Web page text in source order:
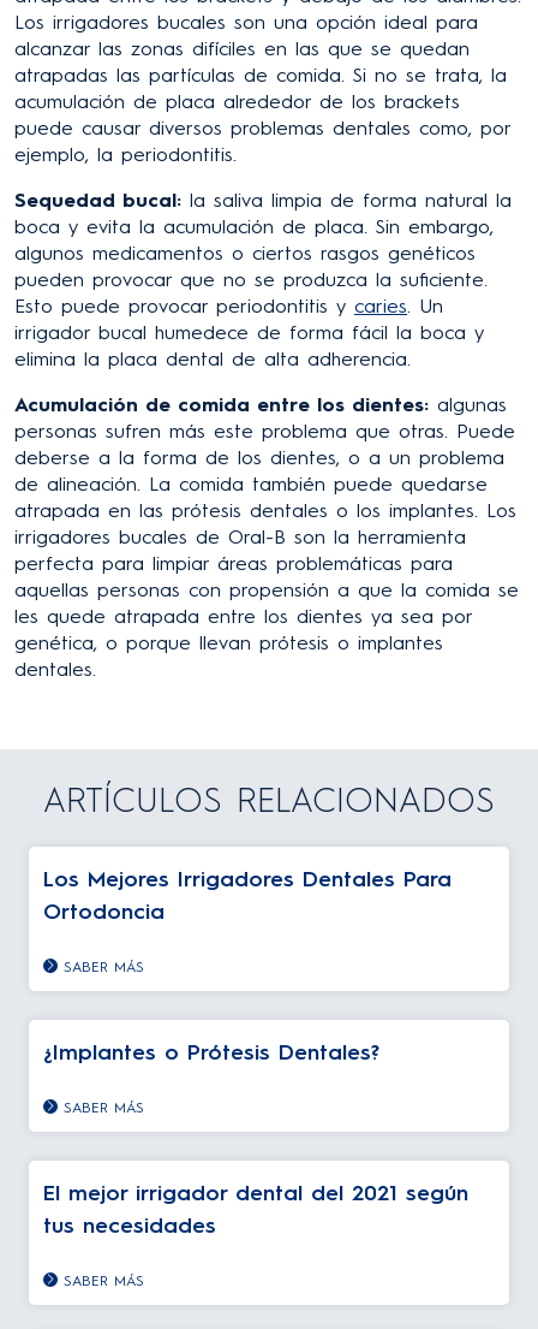
Los irrigadores bucales son una opción ideal para
alcanzar las zonas difíciles en las que se quedan
atrapadas las partículas de comida. Si no se trata, la
acumulación de placa alrededor de los brackets
puede causar diversos problemas dentales como, por
ejemplo, la periodontitis.
Sequedad bucal: la saliva limpia de forma natural la
boca y evita la acumulación de placa. Sin embargo,
algunos medicamentos o ciertos rasgos genéticos
pueden provocar que no se produzca la suficiente.
Esto puede provocar periodontitis y caries . Un
irrigador bucal humedece de forma fácil la boca y
elimina la placa dental de alta adherencia.
Acumulación de comida entre los dientes: algunas
personas sufren más este problema que otras. Puede
deberse a la forma de los dientes, o a un problema
de alineación. La comida también puede quedarse
atrapada en las prótesis dentales o los implantes. Los
irrigadores bucales de Oral-B son la herramienta
perfecta para limpiar áreas problemáticas para
aquellas personas con propensión a que la comida se
les quede atrapada entre los dientes ya sea por
genética, o porque llevan prótesis o implantes
dentales.
ARTÍCULOS RELACIONADOS
Los Mejores Irrigadores Dentales Para
Ortodoncia
SABER MÁS
¿Implantes o Prótesis Dentales?
SABER MÁS
El mejor irrigador dental del 2021 según
tus necesidades
SABER MÁS